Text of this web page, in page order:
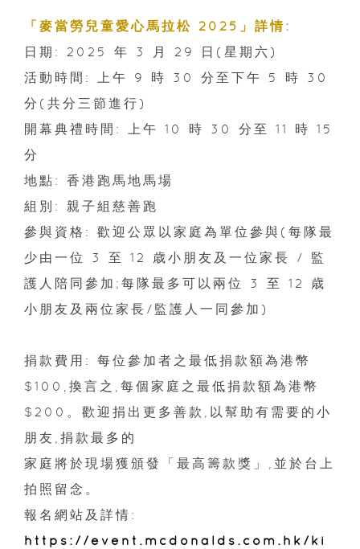
「麥當勞兒童愛心馬拉松 2025」詳情:
日期: 2025 年 3 月 29 日(星期六)
活動時間: 上午 9 時 30 分至下午 5 時 30
分(共分三節進行)
開幕典禮時間: 上午 10 時 30 分至 11 時 15
分
地點: 香港跑馬地馬場
組別: 親子組慈善跑
參與資格: 歡迎公眾以家庭為單位參與(每隊最
少由一位 3 至 12 歳小朋友及一位家長 / 監
護人陪同參加;每隊最多可以兩位 3 至 12 歳
小朋友及兩位家長/監護人一同參加)
捐款費用: 每位參加者之最低捐款額為港幣
$100,換言之,每個家庭之最低捐款額為港幣
$200。歡迎捐出更多善款,以幫助有需要的小
朋友,捐款最多的
家庭將於現場獲頒發「最高籌款獎」,並於台上
拍照留念。
報名網站及詳情:
https://event.mcdonalds.com.hk/ki